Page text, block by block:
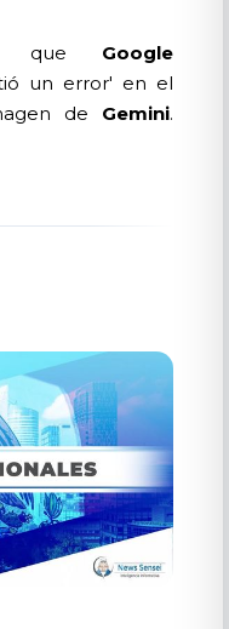
que Google
un error' en el
de Gemini.